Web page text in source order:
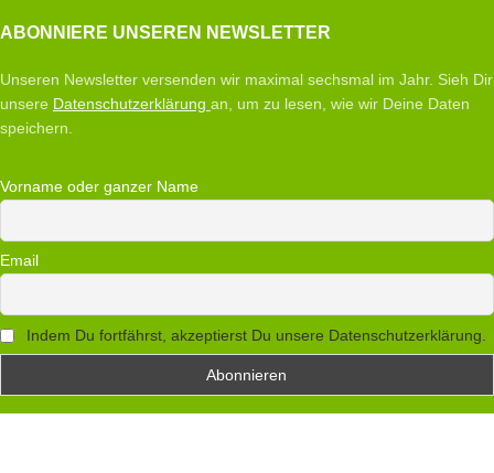
ABONNIERE UNSEREN NEWSLETTER
Unseren Newsletter versenden wir maximal sechsmal im Jahr. Sieh Dir
unsere Datenschutzerklärung an, um zu lesen, wie wir Deine Daten
speichern.
Vorname oder ganzer Name
Email
Indem Du fortfährst, akzeptierst Du unsere Datenschutzerklärung.